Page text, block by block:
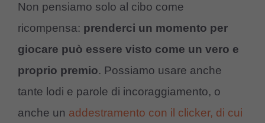
Non pensiamo solo al cibo come
ricompensa: prenderci un momento per
giocare può essere visto come un vero e
proprio premio. Possiamo usare anche
tante lodi e parole di incoraggiamento, o
anche un addestramento con il clicker, di cui